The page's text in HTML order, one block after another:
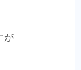
が